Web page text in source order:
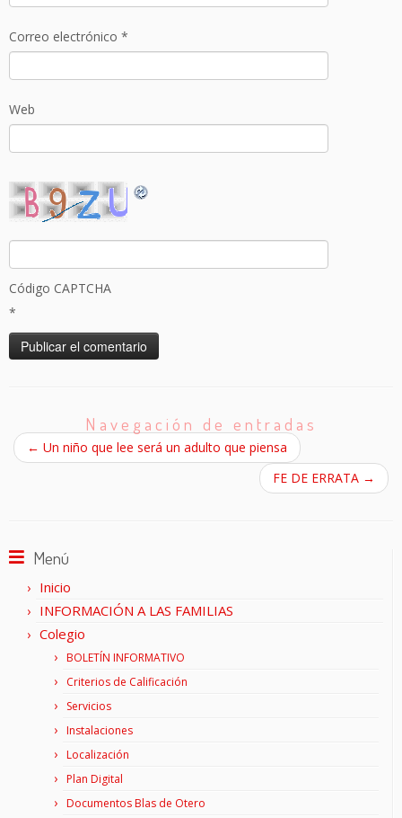
Correo electrónico *
Web
Código CAPTCHA
*
Navegación de entradas
← Un niño que lee será un adulto que piensa
FE DE ERRATA →
Menú
Inicio
INFORMACIÓN A LAS FAMILIAS
Colegio
BOLETÍN INFORMATIVO
Criterios de Calificación
Servicios
Instalaciones
Localización
Plan Digital
Documentos Blas de Otero